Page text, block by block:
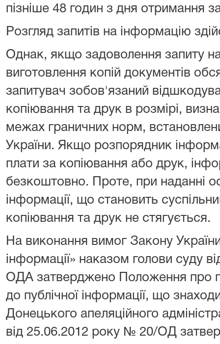
пізніше 48 годин з дня отримання
Розгляд запитів на інформацію
Однак, якщо задоволення запиту
виготовлення копій документів
запитувач зобов'язаний
копіювання та друк в розмірі,
межах граничних норм,
України. Якщо розпорядник
плати за копіювання або друк,
безкоштовно. Проте, при наданні
інформації, що становить
копіювання та друк не стягується.
На виконання вимог Закону
інформації» наказом голови суду
ОДА затверджено Положення про
до публічної інформації, що
Донецького апеляційного
від 25.06.2012 року № 20/ОД